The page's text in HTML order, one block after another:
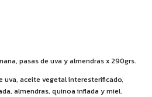
pasas de uva y almendras x 290grs.
uva, aceite vegetal interesterificado,
almendras, quinoa inflada y miel.